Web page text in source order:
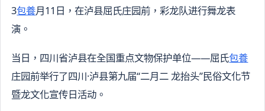
3包養月11日，在泸县屈氏庄园前，彩龙队进行舞龙表
演。
当日，四川省泸县在全国重点文物保护单位——屈氏包養
庄园前举行了四川·泸县第九届“二月二 龙抬头”民俗文化节
暨龙文化宣传日活动。